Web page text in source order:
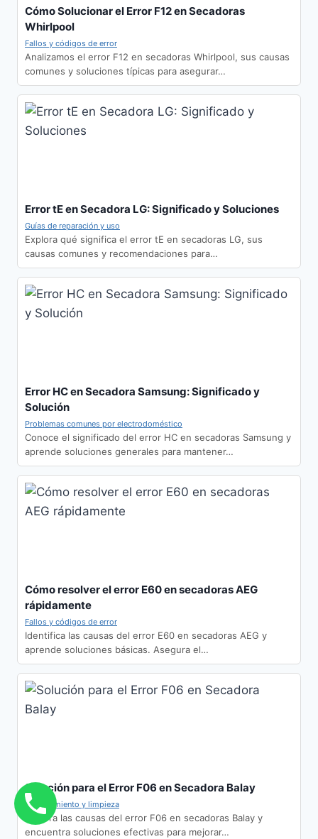
Cómo Solucionar el Error F12 en Secadoras
Whirlpool
Fallos y códigos de error
Analizamos el error F12 en secadoras Whirlpool, sus causas
comunes y soluciones típicas para asegurar…
Error tE en Secadora LG: Significado y Soluciones
Guías de reparación y uso
Explora qué significa el error tE en secadoras LG, sus
causas comunes y recomendaciones para…
Error HC en Secadora Samsung: Significado y
Solución
Problemas comunes por electrodoméstico
Conoce el significado del error HC en secadoras Samsung y
aprende soluciones generales para mantener…
Cómo resolver el error E60 en secadoras AEG
rápidamente
Fallos y códigos de error
Identifica las causas del error E60 en secadoras AEG y
aprende soluciones básicas. Asegura el…
Solución para el Error F06 en Secadora Balay
Mantenimiento y limpieza
Explora las causas del error F06 en secadoras Balay y
encuentra soluciones efectivas para mejorar…